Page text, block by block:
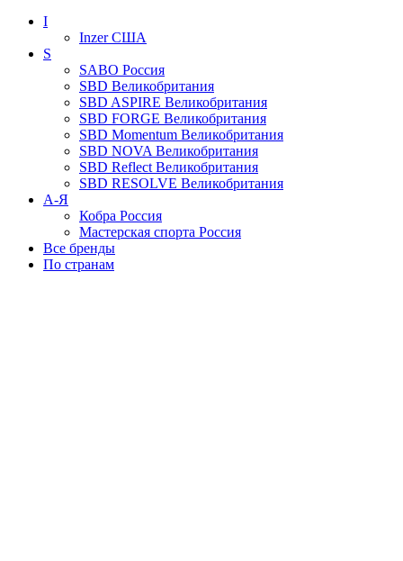
I
InzerСША
S
SABO Россия
SBD Великобритания
SBD ASPIRE Великобритания
SBD FORGE Великобритания
SBD Momentum Великобритания
SBD NOVA Великобритания
SBD Reflect Великобритания
SBD RESOLVE Великобритания
А-Я
Кобра Россия
Мастерская спорта Россия
Все бренды
По странам